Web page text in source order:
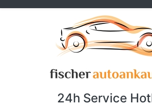
24h Service